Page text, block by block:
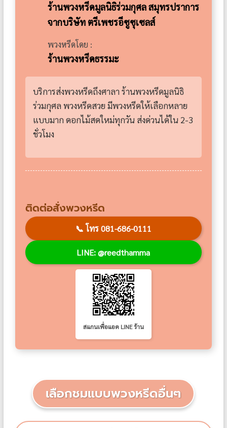
ร้านพวงหรีดมูลนิธิร่วมกุศล สมุทรปราการ
จากบริษัท ตรีเพชรอีซูซุเซลส์
พวงหรีดโดย :
ร้านพวงหรีดธรรมะ
บริการส่งพวงหรีดถึงศาลา ร้านพวงหรีดมูลนิธิ
ร่วมกุศล พวงหรีดสวย มีพวงหรีดให้เลือกหลาย
แบบมาก ดอกไม้สดใหม่ทุกวัน ส่งด่วนได้ใน 2-3
ชั่วโมง
ติดต่อสั่งพวงหรีด
📞 โทร 081-686-0111
LINE: @reedthamma
สแกนเพื่อแอด LINE ร้าน
เลือกชมแบบพวงหรีดอื่นๆ